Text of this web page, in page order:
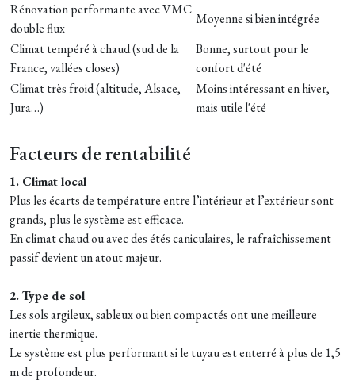
Rénovation performante avec VMC
double flux
Moyenne si bien intégrée
Climat tempéré à chaud (sud de la
France, vallées closes)
Bonne, surtout pour le
confort d'été
Climat très froid (altitude, Alsace,
Jura…)
Moins intéressant en hiver,
mais utile l'été
Facteurs de rentabilité
1. Climat local
Plus les écarts de température entre l’intérieur et l’extérieur sont
grands, plus le système est efficace.
En climat chaud ou avec des étés caniculaires, le rafraîchissement
passif devient un atout majeur.
2. Type de sol
Les sols argileux, sableux ou bien compactés ont une meilleure
inertie thermique.
Le système est plus performant si le tuyau est enterré à plus de 1,5
m de profondeur.